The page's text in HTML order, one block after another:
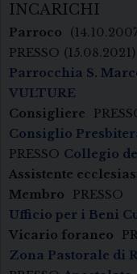
INCARICHI
Parroco
PRESSO
Parrocchia S.
VULTURE
Consigliere
Consiglio
PRESSO Collegio
Assistente
Membro
PRESSO
Ufficio per i Beni
Vicario foraneo
(15.08.2021)
Zona Pastorale di